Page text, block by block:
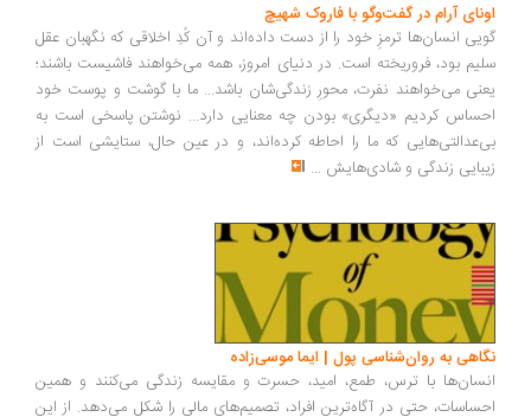
آرام در گفت‌وگو با فاروک شهیچ‭
انسان‌ها ترمزِ خود را از دست داده‌اند و آن کُدِ اخلاقی که نگهبان عقل
بود، فروریخته است. در دنیای امروز، همه می‌خواهند فاشیست باشند؛
می‌خواهند نفرت، محورِ زندگی‌شان باشد... ما با گوشت و پوست خود
کردیم «دیگری» بودن چه معنایی دارد... نوشتن پاسخی است به
که ما را احاطه کرده‌اند، و در عین حال، ستایشی است از
زندگی و شادی‌هایش...
به روان‌شناسی پول | ایما موسی‌زاده
با ترس، طمع، امید، حسرت و مقایسه زندگی می‌کنند و همین
حتی در آگاه‌ترین افراد، تصمیم‌های مالی را شکل می‌دهد. از این